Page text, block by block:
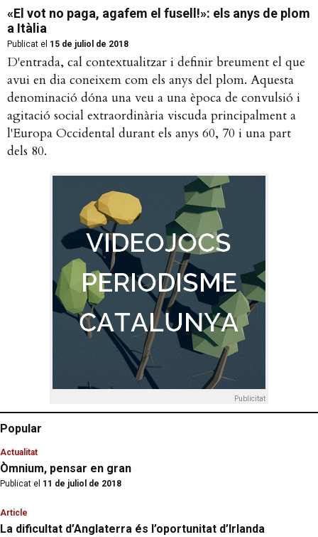
«El vot no paga, agafem el fusell!»: els anys de plom
a Itàlia
Publicat el 15 de juliol de 2018
D'entrada, cal contextualitzar i definir breument el que
avui en dia coneixem com els anys del plom. Aquesta
denominació dóna una veu a una època de convulsió i
agitació social extraordinària viscuda principalment a
l'Europa Occidental durant els anys 60, 70 i una part
dels 80.
Publicitat
Popular
Actualitat
Òmnium, pensar en gran
Publicat el 11 de juliol de 2018
Article
La dificultat d’Anglaterra és l’oportunitat d’Irlanda